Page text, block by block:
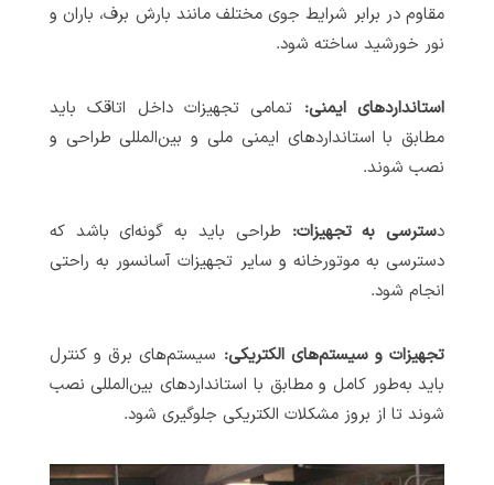
مقاوم در برابر شرایط جوی مختلف مانند بارش برف، باران و
نور خورشید ساخته شود.
استانداردهای ایمنی: تمامی تجهیزات داخل اتاقک باید
مطابق با استانداردهای ایمنی ملی و بین‌المللی طراحی و
نصب شوند.
دسترسی به تجهیزات: طراحی باید به گونه‌ای باشد که
دسترسی به موتورخانه و سایر تجهیزات آسانسور به راحتی
انجام شود.
تجهیزات و سیستم‌های الکتریکی: سیستم‌های برق و کنترل
باید به‌طور کامل و مطابق با استانداردهای بین‌المللی نصب
شوند تا از بروز مشکلات الکتریکی جلوگیری شود.